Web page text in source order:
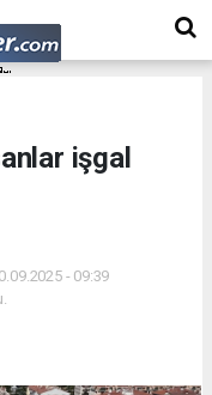
işgal
- 09:39